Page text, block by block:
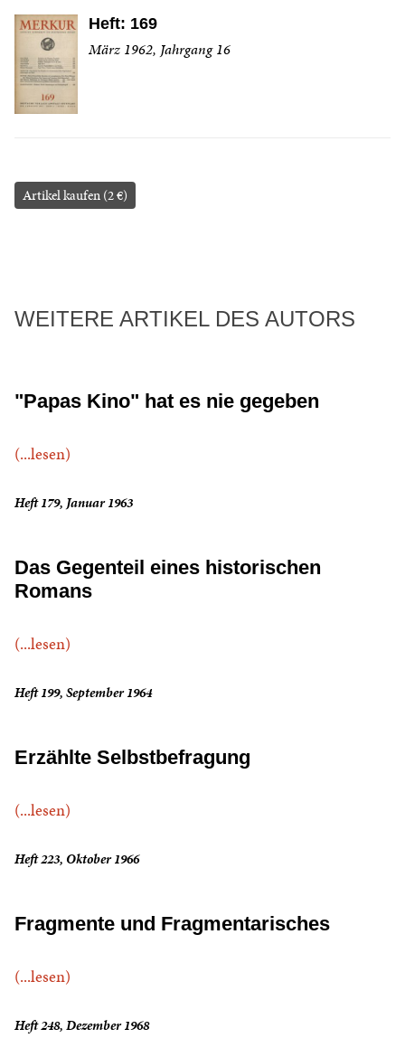
Heft: 169
März 1962, Jahrgang 16
Artikel kaufen (2 €)
WEITERE ARTIKEL DES AUTORS
"Papas Kino" hat es nie gegeben
(...lesen)
Heft 179, Januar 1963
Das Gegenteil eines historischen
Romans
(...lesen)
Heft 199, September 1964
Erzählte Selbstbefragung
(...lesen)
Heft 223, Oktober 1966
Fragmente und Fragmentarisches
(...lesen)
Heft 248, Dezember 1968